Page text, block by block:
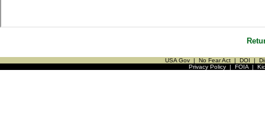
USA Gov | No Fear Act | DOI |
Privacy Policy| FOIA|